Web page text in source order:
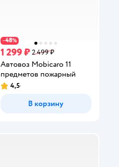
−48%
1 299 ₽ 2 499 ₽
Автовоз Mobicaro 11
предметов пожарный
Рейтинг:
4,5
В корзину